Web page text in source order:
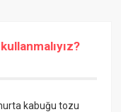
kabuğu tozu